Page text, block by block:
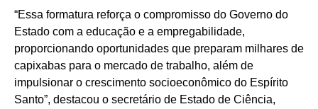
“Essa formatura reforça o compromisso do Governo do
Estado com a educação e a empregabilidade,
proporcionando oportunidades que preparam milhares de
capixabas para o mercado de trabalho, além de
impulsionar o crescimento socioeconômico do Espírito
Santo”, destacou o secretário de Estado de Ciência,